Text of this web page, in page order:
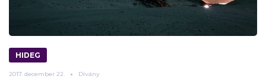
HIDEG
2017. december 22. Dívány